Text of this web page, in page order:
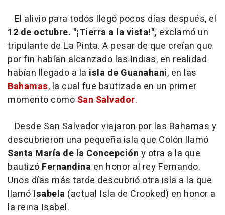
El alivio para todos llegó pocos días después, el
12 de octubre. "¡Tierra a la vista!", exclamó un
tripulante de La Pinta. A pesar de que creían que
por fin habían alcanzado las Indias, en realidad
habían llegado a la isla de Guanahani, en las
Bahamas, la cual fue bautizada en un primer
momento como San Salvador.
Desde San Salvador viajaron por las Bahamas y
descubrieron una pequeña isla que Colón llamó
Santa María de la Concepción y otra a la que
bautizó Fernandina en honor al rey Fernando.
Unos días más tarde descubrió otra isla a la que
llamó Isabela (actual Isla de Crooked) en honor a
la reina Isabel.